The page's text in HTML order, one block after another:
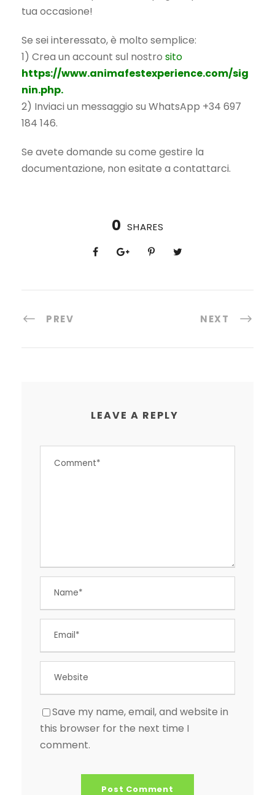
tua occasione!
Se sei interessato, è molto semplice:
1) Crea un account sul nostro sito
https://www.animafestexperience.com/sig
nin.php.
2) Inviaci un messaggio su WhatsApp +34 697
184 146.
Se avete domande su come gestire la
documentazione, non esitate a contattarci.
0 SHARES
PREV NEXT
LEAVE A REPLY
Save my name, email, and website in
this browser for the next time I
comment.